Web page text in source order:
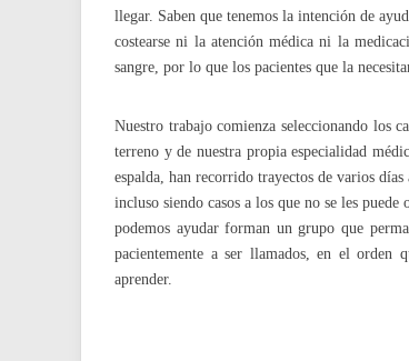
llegar. Saben que tenemos la intención de
costearse ni la atención médica ni la
sangre, por lo que los pacientes que la
Nuestro trabajo comienza seleccionando los
terreno y de nuestra propia especialidad
espalda, han recorrido trayectos de varios
incluso siendo casos a los que no se les
podemos ayudar forman un grupo que
pacientemente a ser llamados, en el orden
aprender.